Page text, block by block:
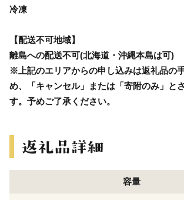
冷凍
【配送不可地域】
離島への配送不可(北海道・沖縄本島は可)
※上記のエリアからの申し込みは返礼品の
め、「キャンセル」または「寄附のみ」と
す。予めご了承ください。
容量